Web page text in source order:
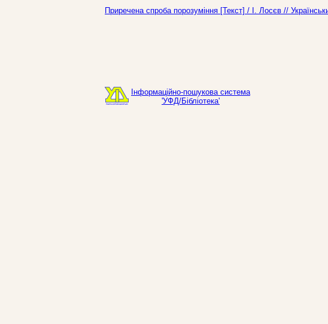
Приречена спроба порозуміння [Текст] / І. Лосєв //
Інформаційно-пошукова система
'УФД/Бібліотека'